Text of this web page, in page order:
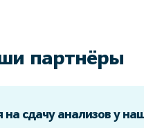
партнёры
сдачу анализов у